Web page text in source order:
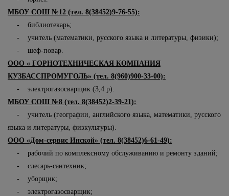
МБОУ СОШ №12 (тел. 8(38452)9-76-55):
- библиотекарь;
- учитель (математики, русского языка и литературы, физики);
- шеф-повар.
ООО « ГОРНОТЕХНИЧЕСКАЯ КОМПАНИЯ
КУЗБАССПРОМУГОЛЬ» (тел. 8(960)900-33-00):
- электрогазосварщик (3,4 р).
МБОУ СОШ №8 (тел. 8(38452)2-39-21):
- учитель (географии, английского языка, математики, русского
языка и литературы, физкультуры).
ООО «Дом-сервис Инской» (тел. 8(38452)6-61-49):
- рабочий по комплексному обслуживанию и ремонту зданий;
- слесарь-сантехник;
- уборщик;
- электрогазосварщик;